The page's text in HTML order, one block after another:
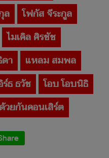
ล
โฟกัส จีระกูล
ไมเคิล ศิรชัช
า
แหลม สมพล
ร์ธ ธวัช
โอบ โอบนิธิ
วยกันคอนเสิร์ต